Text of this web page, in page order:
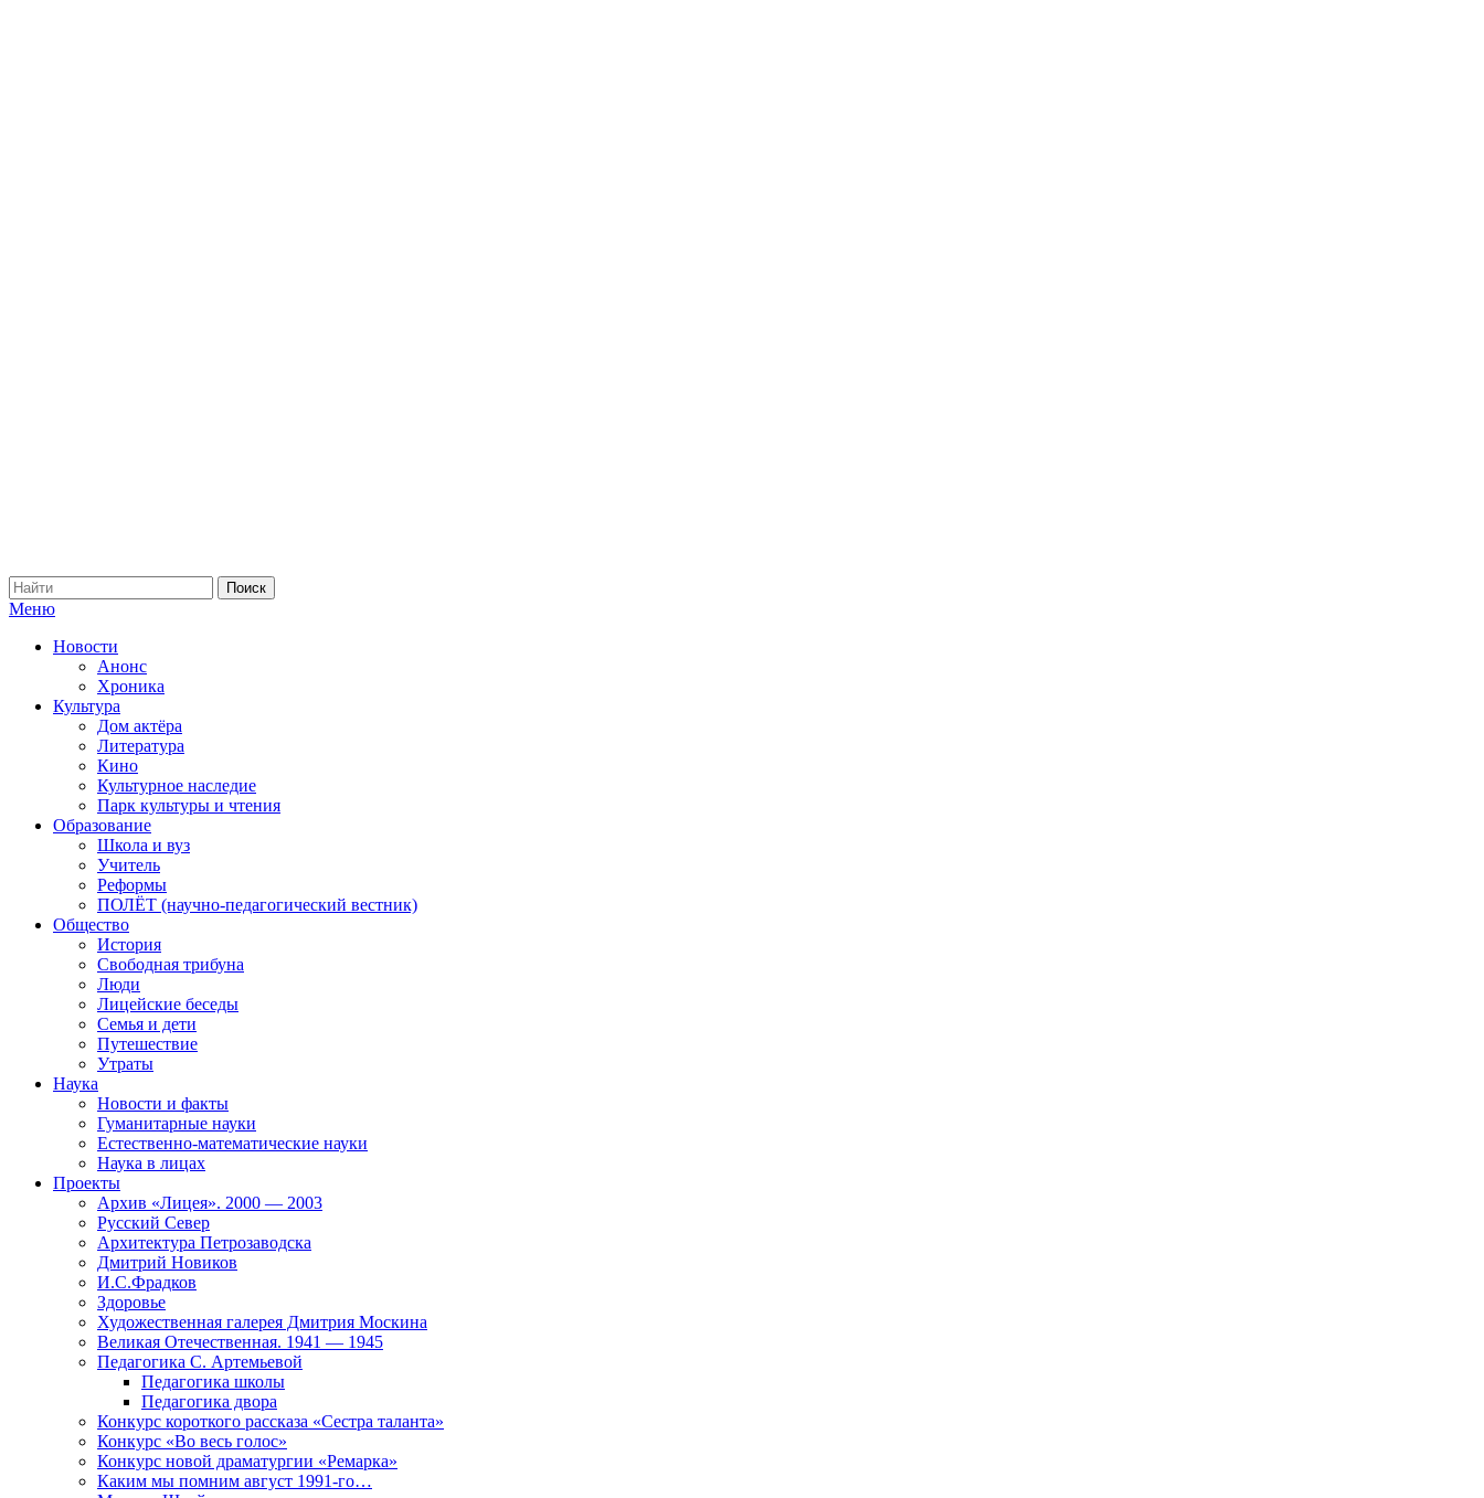
Меню
Новости
Анонс
Хроника
Культура
Дом актёра
Литература
Кино
Культурное наследие
Парк культуры и чтения
Образование
Школа и вуз
Учитель
Реформы
ПОЛЁТ (научно-педагогический вестник)
Общество
История
Свободная трибуна
Люди
Лицейские беседы
Семья и дети
Путешествие
Утраты
Наука
Новости и факты
Гуманитарные науки
Естественно-математические науки
Наука в лицах
Проекты
Архив «Лицея». 2000 — 2003
Русский Север
Архитектура Петрозаводска
Дмитрий Новиков
И.С.Фрадков
Здоровье
Художественная галерея Дмитрия Москина
Великая Отечественная. 1941 — 1945
Педагогика С. Артемьевой
Педагогика школы
Педагогика двора
Конкурс короткого рассказа «Сестра таланта»
Конкурс «Во весь голос»
Конкурс новой драматургии «Ремарка»
Каким мы помним август 1991-го…